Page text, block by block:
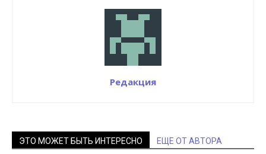
Редакция
ЭТО МОЖЕТ БЫТЬ ИНТЕРЕСНО ЕЩЕ ОТ АВТОРА